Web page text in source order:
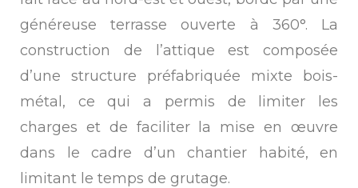
généreuse terrasse ouverte à 360°. La
construction de l’attique est composée
d’une structure préfabriquée mixte bois-
métal, ce qui a permis de limiter les
charges et de faciliter la mise en œuvre
dans le cadre d’un chantier habité, en
limitant le temps de grutage.